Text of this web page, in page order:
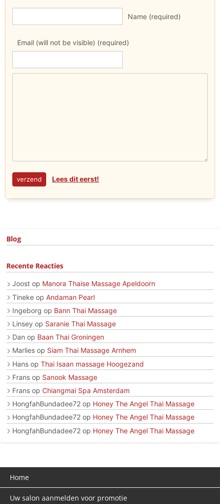
Name (required)
Email (will not be visible) (required)
Lees dit eerst!
Blog
Recente Reacties
Joost op Manora Thaise Massage Apeldoorn
Tineke op Andaman Pearl
Ingeborg op Bann Thai Massage
Linsey op Saranie Thai Massage
Dan op Baan Thai Groningen
Marlies op Siam Thai Massage Arnhem
Hans op Thai Isaan massage Hoogezand
Frans op Sanook Massage
Frans op Chiangmai Spa Amsterdam
HongfahBundadee72 op Honey The Angel Thai Massage
HongfahBundadee72 op Honey The Angel Thai Massage
HongfahBundadee72 op Honey The Angel Thai Massage
Home
Uw salon aanmelden voor promotie